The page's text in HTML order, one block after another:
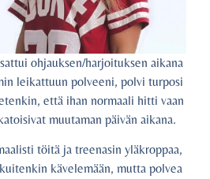
ohjauksen/harjoituksen aikana
leikattuun polveeni, polvi turposi
että ihan normaali hitti vaan
muutaman päivän aikana.
töitä ja treenasin yläkroppaa,
kävelemään, mutta polvea